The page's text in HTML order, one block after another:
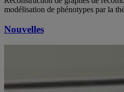
modélisation de phénotypes par la
Nouvelles